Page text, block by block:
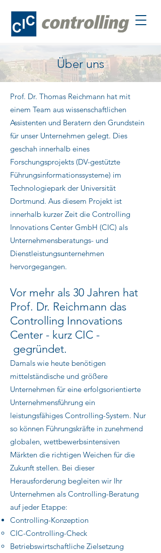
Über uns
Prof. Dr. Thomas Reichmann hat mit
einem Team aus wissenschaftlichen
Assistenten und Beratern den Grundstein
für unser Unternehmen gelegt. Dies
geschah innerhalb eines
Forschungsprojekts (DV-gestützte
Führungsinformationssysteme) im
Technologiepark der Universität
Dortmund. Aus diesem Projekt ist
innerhalb kurzer Zeit die Controlling
Innovations Center GmbH (CIC) als
Unternehmensberatungs- und
Dienstleistungsunternehmen
hervorgegangen.
Vor mehr als 30 Jahren hat
Prof. Dr. Reichmann das
Controlling Innovations
Center - kurz CIC -
gegründet.
Damals wie heute benötigen
mittelständische und größere
Unternehmen für eine erfolgsorientierte
Unternehmensführung ein
leistungsfähiges Controlling-System. Nur
so können Führungskräfte in zunehmend
globalen, wettbewerbsintensiven
Märkten die richtigen Weichen für die
Zukunft stellen. Bei dieser
Herausforderung begleiten wir Ihr
Unternehmen als Controlling-Beratung
auf jeder Etappe:
Controlling-Konzeption
CIC-Controlling-Check
Betriebswirtschaftliche Zielsetzung